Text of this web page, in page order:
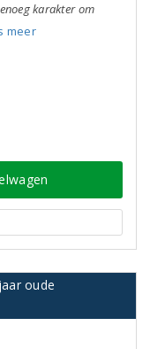
karakter om
meer
oude